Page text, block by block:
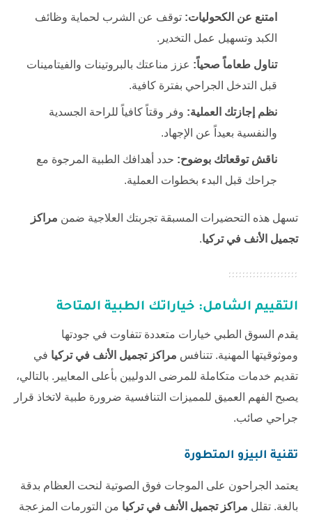
امتنع عن الكحوليات: توقف عن الشرب لحماية وظائف
الكبد وتسهيل عمل التخدير.
تناول طعاماً صحياً: عزز مناعتك بالبروتينات والفيتامينات
قبل التدخل الجراحي بفترة كافية.
نظم إجازتك العملية: وفر وقتاً كافياً للراحة الجسدية
والنفسية بعيداً عن الإجهاد.
ناقش توقعاتك بوضوح: حدد أهدافك الطبية المرجوة مع
جراحك قبل البدء بخطوات العملية.
تسهل هذه التحضيرات المسبقة تجربتك العلاجية ضمن مراكز
تجميل الأنف في تركيا.
التقييم الشامل: خياراتك الطبية المتاحة
يقدم السوق الطبي خيارات متعددة تتفاوت في جودتها
وموثوقيتها المهنية. تتنافس مراكز تجميل الأنف في تركيا في
تقديم خدمات متكاملة للمرضى الدوليين بأعلى المعايير. بالتالي،
يصبح الفهم العميق للمميزات التنافسية ضرورة طبية لاتخاذ قرار
جراحي صائب.
تقنية البيزو المتطورة
يعتمد الجراحون على الموجات فوق الصوتية لنحت العظام بدقة
بالغة. تقلل مراكز تجميل الأنف في تركيا من التورمات المزعجة